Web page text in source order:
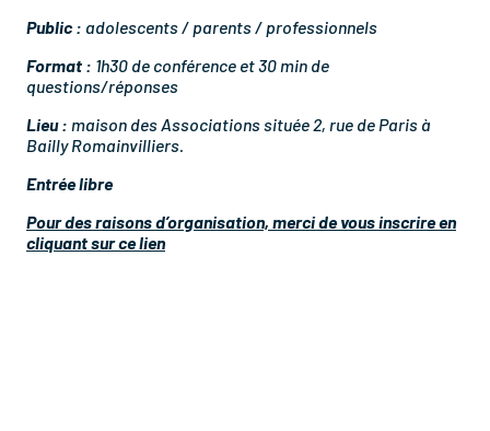
Public : adolescents / parents / professionnels
Format : 1h30 de conférence et 30 min de
questions/réponses
Lieu : maison des Associations située 2, rue de Paris à
Bailly Romainvilliers.
Entrée libre
Pour des raisons d’organisation, merci de vous inscrire en
cliquant sur ce lien